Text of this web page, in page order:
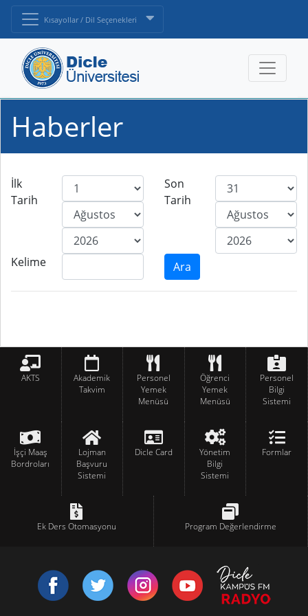
Kısayollar / Dil Seçenekleri
Haberler
İlk
Tarih
Son
Tarih
Kelime
AKTS
Akademik
Takvim
Personel
Yemek
Menüsü
Öğrenci
Yemek
Menüsü
Personel
Bilgi
Sistemi
İşçi Maaş
Bordroları
Lojman
Başvuru
Sistemi
Dicle Card
Yönetim
Bilgi
Sistemi
Formlar
Ek Ders Otomasyonu Program Değerlendirme